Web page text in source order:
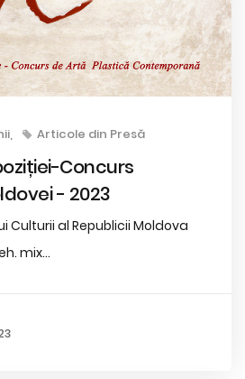
Articole din Presă
Concurs
- 2023
Culturii al Republicii Moldova
mix...